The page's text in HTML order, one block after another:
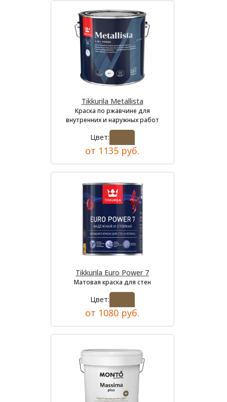
Tikkurila Metallista
Краска по ржавчине для
внутренних и наружных работ
Цвет:
от 1135 руб.
Tikkurila Euro Power 7
Матовая краска для стен
Цвет:
от 1080 руб.